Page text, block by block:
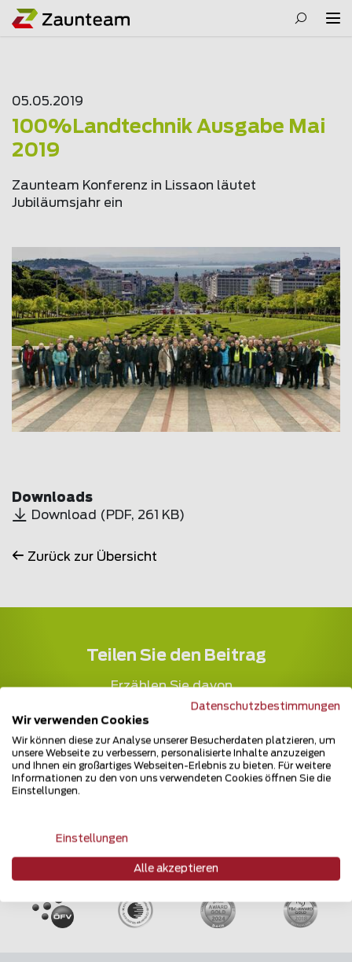
05.05.2019
100%Landtechnik Ausgabe Mai
2019
Zaunteam Konferenz in Lissaon läutet
Jubiläumsjahr ein
Downloads
Download ( PDF, 261 KB)
Zurück zur Übersicht
Teilen Sie den Beitrag
Erzählen Sie davon...
Mehrfach ausgezeichnet und immer am
Puls des Marktes
Datenschutzbestimmungen
Wir verwenden Cookies
Wir können diese zur Analyse unserer Besucherdaten platzieren, um
unsere Webseite zu verbessern, personalisierte Inhalte anzuzeigen
und Ihnen ein großartiges Webseiten-Erlebnis zu bieten. Für weitere
Informationen zu den von uns verwendeten Cookies öffnen Sie die
Einstellungen.
Einstellungen
Alle akzeptieren